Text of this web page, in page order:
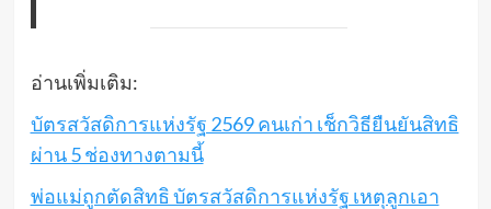
อ่านเพิ่มเติม:
บัตรสวัสดิการแห่งรัฐ 2569 คนเก่า เช็กวิธียืนยันสิทธิ
ผ่าน 5 ช่องทางตามนี้
พ่อแม่ถูกตัดสิทธิ บัตรสวัสดิการแห่งรัฐ เหตุลูกเอา